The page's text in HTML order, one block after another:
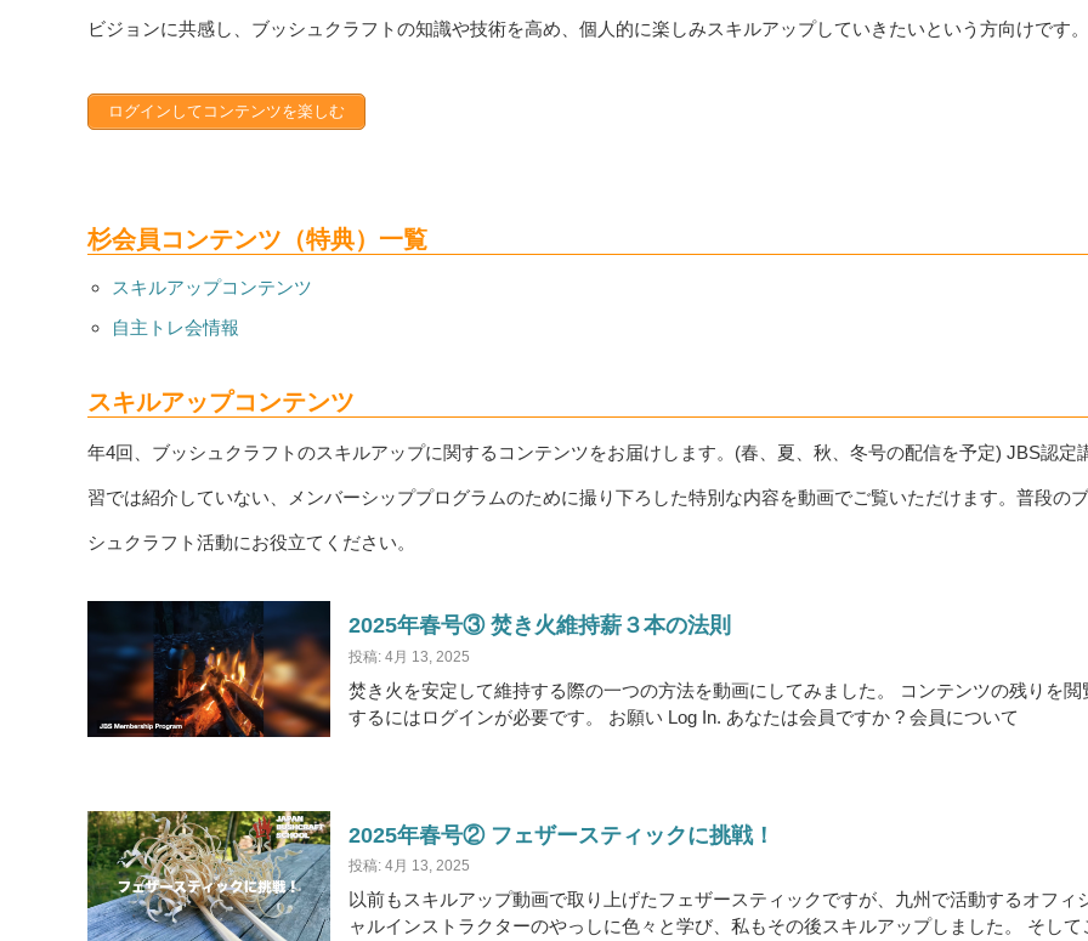
ビジョンに共感し、ブッシュクラフトの知識や技術を高め、個人的に楽しみスキルアップしていきたいという方向けです。
ログインしてコンテンツを楽しむ
杉会員コンテンツ（特典）一覧
スキルアップコンテンツ
自主トレ会情報
スキルアップコンテンツ
年4回、ブッシュクラフトのスキルアップに関するコンテンツをお届けします。(春、夏、秋、冬号の配信を予定) JBS認定
習では紹介していない、メンバーシッププログラムのために撮り下ろした特別な内容を動画でご覧いただけます。普段の
シュクラフト活動にお役立てください。
2025年春号③ 焚き火維持薪３本の法則
投稿: 4月 13, 2025
焚き火を安定して維持する際の一つの方法を動画にしてみました。 コンテンツの残りを閲
するにはログインが必要です。 お願い Log In. あなたは会員ですか ? 会員について
2025年春号② フェザースティックに挑戦！
投稿: 4月 13, 2025
以前もスキルアップ動画で取り上げたフェザースティックですが、九州で活動するオフィ
ャルインストラクターのやっしに色々と学び、私もその後スキルアップしました。 そして